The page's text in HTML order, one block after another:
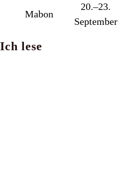
Mabon
20.–23.
September
Ich lese